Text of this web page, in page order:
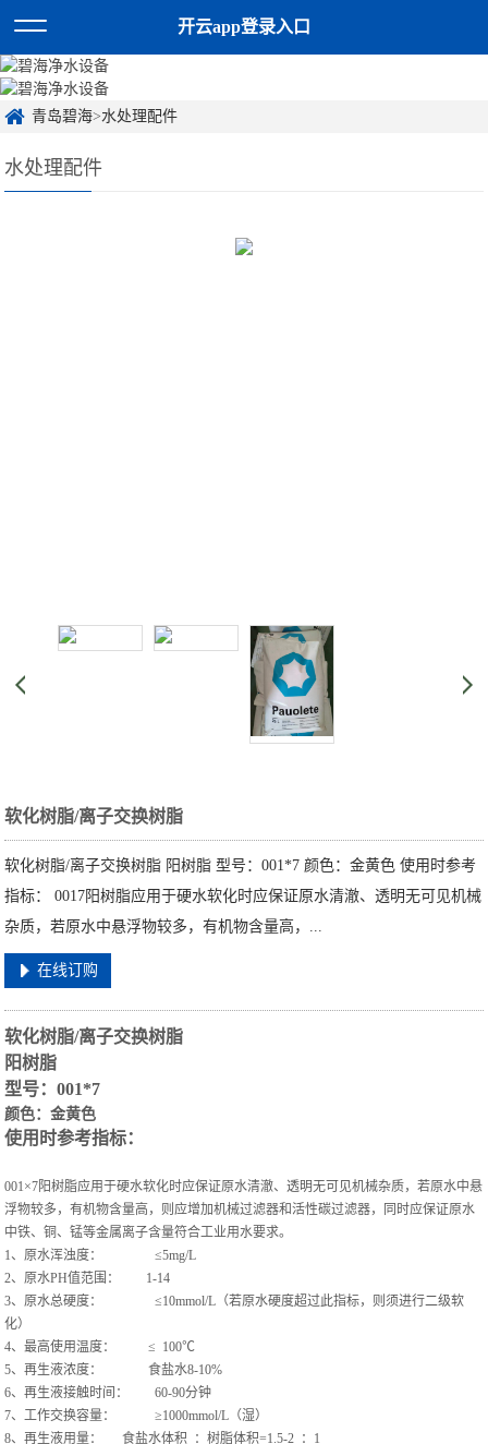
开云app登录入口
青岛碧海>水处理配件
水处理配件
软化树脂/离子交换树脂
软化树脂/离子交换树脂 阳树脂 型号：001*7 颜色：金黄色 使用时参考
指标： 0017阳树脂应用于硬水软化时应保证原水清澈、透明无可见机械
杂质，若原水中悬浮物较多，有机物含量高，...
在线订购
软化树脂/离子交换树脂
阳树脂
型号：001*7
颜色：金黄色
使用时参考指标：
001×7阳树脂应用于硬水软化时应保证原水清澈、透明无可见机械杂质，若原水中悬
浮物较多，有机物含量高，则应增加机械过滤器和活性碳过滤器，同时应保证原水
中铁、铜、锰等金属离子含量符合工业用水要求。
1、原水浑浊度： ≤5mg/L
2、原水PH值范围： 1-14
3、原水总硬度： ≤10mmol/L（若原水硬度超过此指标，则须进行二级软
化）
4、最高使用温度： ≤ 100℃
5、再生液浓度： 食盐水8-10%
6、再生液接触时间： 60-90分钟
7、工作交换容量： ≥1000mmol/L（湿）
8、再生液用量： 食盐水体积 ：树脂体积=1.5-2 ：1